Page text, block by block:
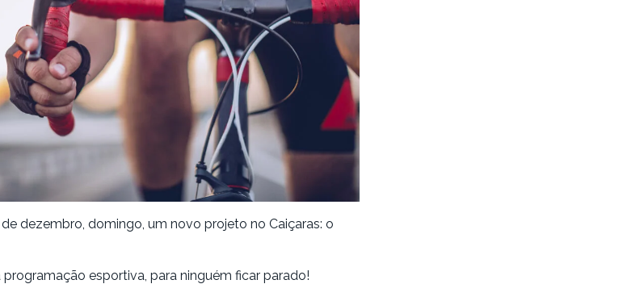
dezembro, domingo, um novo projeto no Caiçaras: o
esportiva, para ninguém ficar parado!